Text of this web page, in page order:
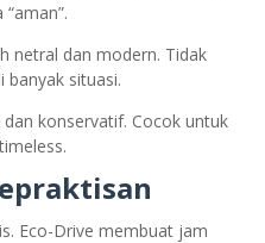
netral dan modern. Tidak
banyak situasi.
konservatif. Cocok untuk
Eco-Drive membuat jam